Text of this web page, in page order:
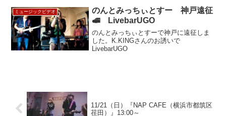
ミュージックビデオ
のんとみっちぃとすー 神戸遠征
🚅 LivebarUGO
のんとみっちぃとすーで神戸に遠征しま
した。K.KINGさんのお誘いで
LivebarUGO
11/21（日）『NAP CAFE（横浜市都筑区
荏田）』13:00～